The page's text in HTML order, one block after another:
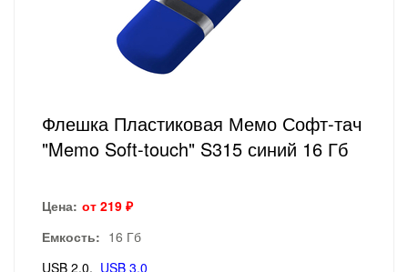
Флешка Пластиковая Мемо Софт-тач
"Memo Soft-touch" S315 синий 16 Гб
Цена: от 219 ₽
Емкость: 16 Гб
USB 2.0
USB 3.0